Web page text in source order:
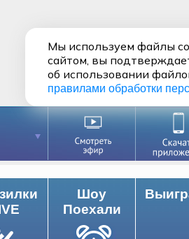
Шоу
Поехали
Мы используем файлы
сайтом, вы
об использовании
правилами обработки